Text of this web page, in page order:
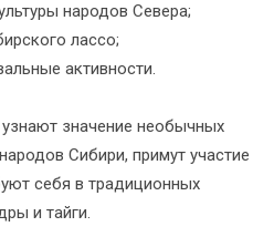
народов Севера;
лассо;
активности.
значение необычных
Сибири, примут участие
себя в традиционных
и тайги.